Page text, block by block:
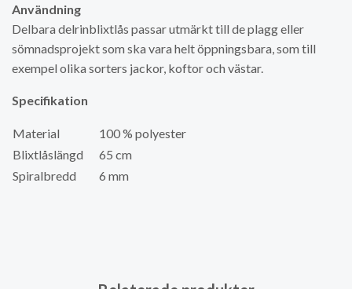
Användning
Delbara delrinblixtlås passar utmärkt till de plagg eller
sömnadsprojekt som ska vara helt öppningsbara, som till
exempel olika sorters jackor, koftor och västar.
Specifikation
Material
100 % polyester
Blixtlåslängd
65 cm
Spiralbredd
6 mm